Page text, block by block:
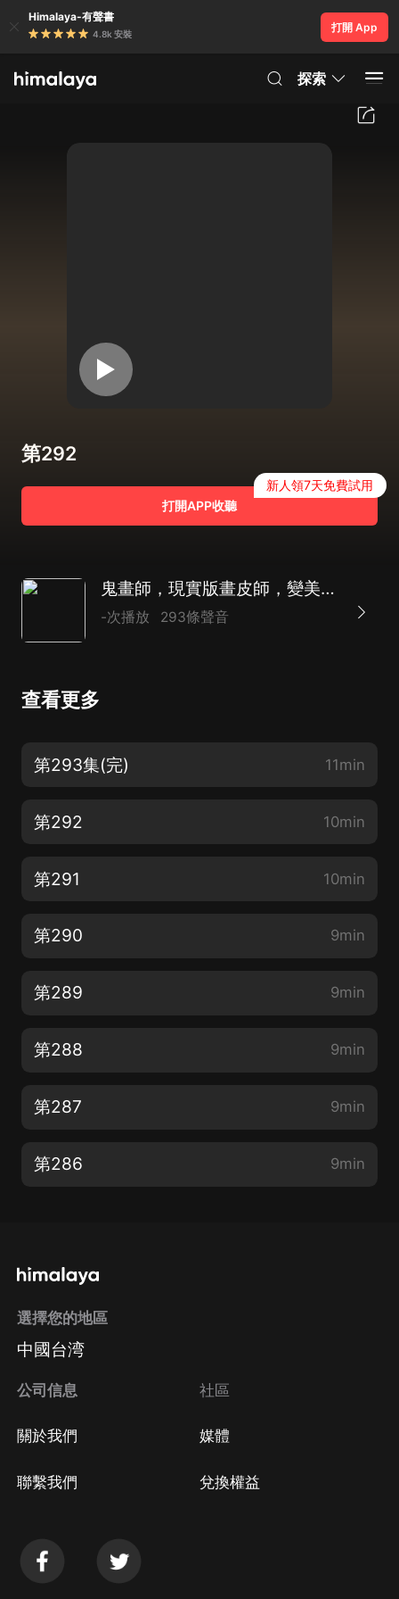
Himalaya-有聲書
4.8k 安裝
打開 App
探索
第292
打開APP收聽
新人領7天免費試用
鬼畫師，現實版畫皮師，變美捷徑
-次播放 293條聲音
查看更多
第293集(完) 11min
第292 10min
第291 10min
第290 9min
第289 9min
第288 9min
第287 9min
第286 9min
選擇您的地區
中國台湾
公司信息
關於我們
聯繫我們
社區
媒體
兌換權益